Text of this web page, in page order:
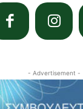
- Advertisement -